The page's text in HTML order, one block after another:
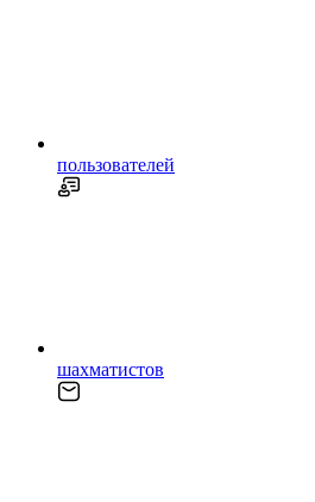
пользователей
шахматистов